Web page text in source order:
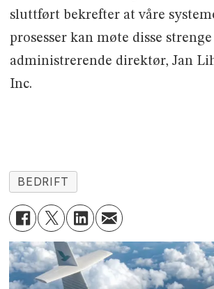
sluttført bekrefter at våre
prosesser kan møte disse
administrerende direktør, Jan
Inc.
BEDRIFT